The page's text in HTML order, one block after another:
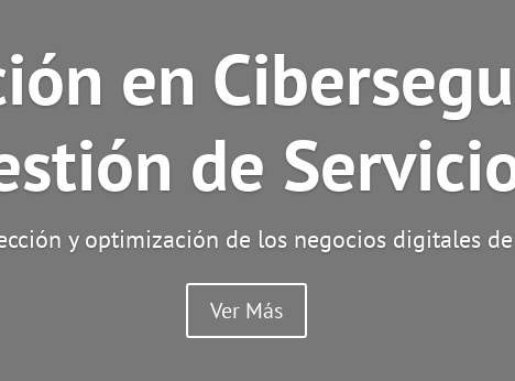
en
de
y optimización de los negocios digitales
Ver Más